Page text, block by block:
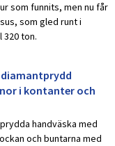
som funnits, men nu får
som gled runt i
ton.
i kontanter och
handväska med
och buntarna med